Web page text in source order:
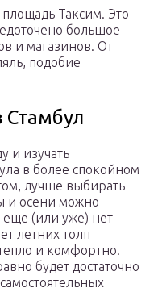
Таксим. Это
большое
и магазинов. От
подобие
Стамбул
и изучать
в более спокойном
лучше выбирать
и осени можно
еще (или уже) нет
летних толп
и комфортно.
будет достаточно